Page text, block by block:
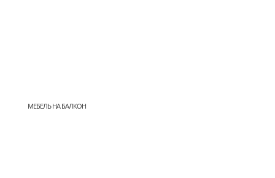
МЕБЕЛЬ НА БАЛКОН